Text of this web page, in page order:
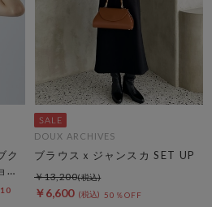
ク
ル
DOUX ARCHIVES
ブラウスｘジャンスカ SET UP
￥6,600 50％OFF
￥13,200